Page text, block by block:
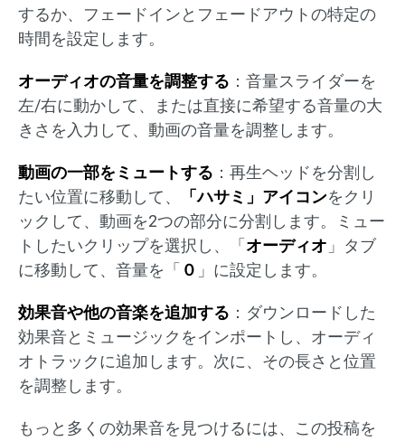
するか、フェードインとフェードアウトの特定の
時間を設定します。
オーディオの音量を調整する ：音量スライダーを
左/右に動かして、または直接に希望する音量の大
きさを入力して、動画の音量を調整します。
動画の一部をミュートする ：再生ヘッドを分割し
たい位置に移動して、
「ハサミ」アイコンをクリ
ックして、動画を2つの部分に分割します。ミュー
トしたいクリップを選択し、「オーディオ 」タブ
に移動して、音量を「 ０ 」に設定します。
効果音や他の音楽を追加する ：ダウンロードした
効果音とミュージックをインポートし、オーディ
オトラックに追加します。次に、その長さと位置
を調整します。
もっと多くの効果音を見つけるには、この投稿を